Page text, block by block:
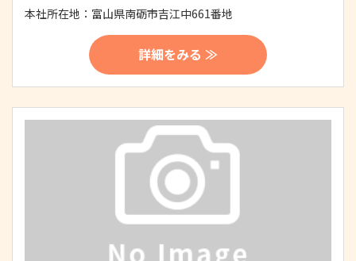
本社所在地： 富山県南砺市吉江中661番地
詳細をみる ≫